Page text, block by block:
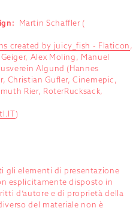
Martin Schaffler (
created by juicy_fish - Flaticon ,
Alex Moling, Manuel
Algund (Hannes
Christian Gufler, Cinemepic,
Rier, RoterRucksack,
)
gli elementi di presentazione
esplicitamente disposto in
d’autore e di proprietà della
del materiale non è